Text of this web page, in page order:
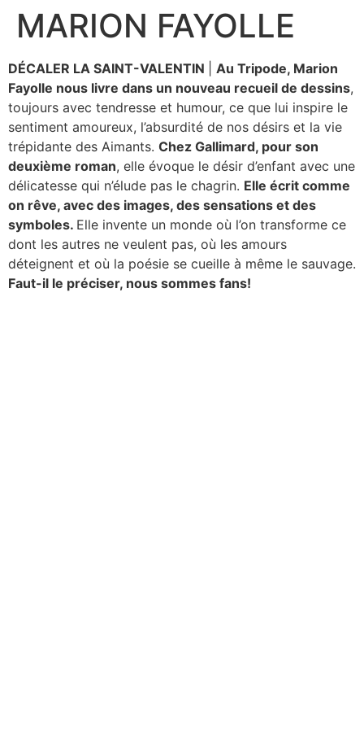
AllerMARION FAYOLLE
DÉCALER LA SAINT-VALENTIN
Au Tripode, Marion
Fayolle nous livre dans un nouveau recueil de dessins,
toujours avec tendresse et humour, ce que lui inspire le
sentiment amoureux, l’absurdité de nos désirs et la vie
trépidante des Aimants. Chez Gallimard, pour son
deuxième roman, elle évoque le désir d’enfant avec une
délicatesse qui n’élude pas le chagrin. Elle écrit comme
on rêve, avec des images, des sensations et des
symboles. Elle invente un monde où l’on transforme ce
dont les autres ne veulent pas, où les amours
déteignent et où la poésie se cueille à même le sauvage.
Faut-il le préciser, nous sommes fans!